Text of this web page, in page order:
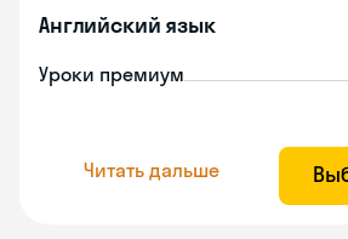
Английский язык
Уроки премиум
Читать дальше